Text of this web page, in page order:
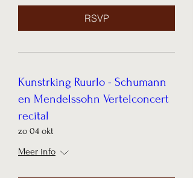
RSVP
Kunstrking Ruurlo - Schumann
en Mendelssohn Vertelconcert
recital
zo 04 okt
Meer info